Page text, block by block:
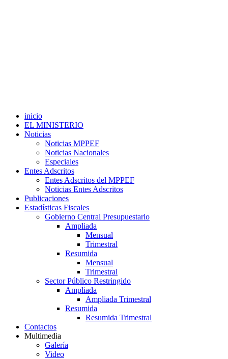
inicio
EL MINISTERIO
Noticias
Noticias MPPEF
Noticias Nacionales
Especiales
Entes Adscritos
Entes Adscritos del MPPEF
Noticias Entes Adscritos
Publicaciones
Estadísticas Fiscales
Gobierno Central Presupuestario
Ampliada
Mensual
Trimestral
Resumida
Mensual
Trimestral
Sector Público Restringido
Ampliada
Ampliada Trimestral
Resumida
Resumida Trimestral
Contactos
Multimedia
Galería
Video